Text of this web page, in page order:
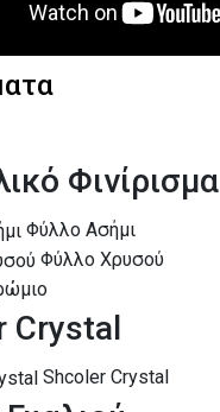
Φινίρισμα
Φύλλο Ασήμι
Φύλλο Χρυσού
Crystal
Shcoler Crystal